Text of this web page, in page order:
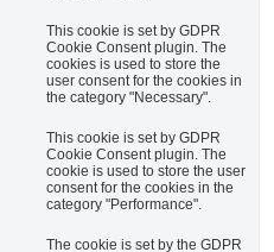
This cookie is set by GDPR
Cookie Consent plugin. The
cookies is used to store the
user consent for the cookies in
the category "Necessary".
This cookie is set by GDPR
Cookie Consent plugin. The
cookie is used to store the user
consent for the cookies in the
category "Performance".
The cookie is set by the GDPR